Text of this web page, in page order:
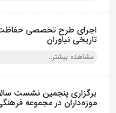
اجرای طرح تخصصی حفاظت
تاریخی نیاوران
مشاهده بیشتر..
برگزاری پنجمین نشست
موزه‌داران در مجموعه